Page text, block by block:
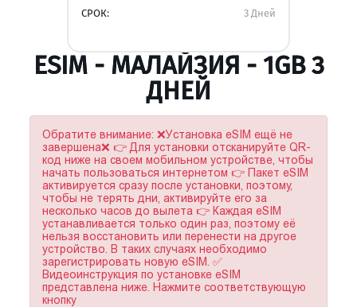
СРОК: 3 Дней
ESIM - МАЛАЙЗИЯ - 1GB 3
ДНЕЙ
Обратите внимание: ❌Установка eSIM ещё не
завершена❌ 👉 Для установки отсканируйте QR-
код ниже на своем мобильном устройстве, чтобы
начать пользоваться интернетом 👉 Пакет eSIM
активируется сразу после установки, поэтому,
чтобы не терять дни, активируйте его за
несколько часов до вылета 👉 Каждая eSIM
устанавливается только один раз, поэтому её
нельзя восстановить или перенести на другое
устройство. В таких случаях необходимо
зарегистрировать новую eSIM. ✅
Видеоинструкция по установке eSIM
представлена ниже. Нажмите соответствующую
кнопку